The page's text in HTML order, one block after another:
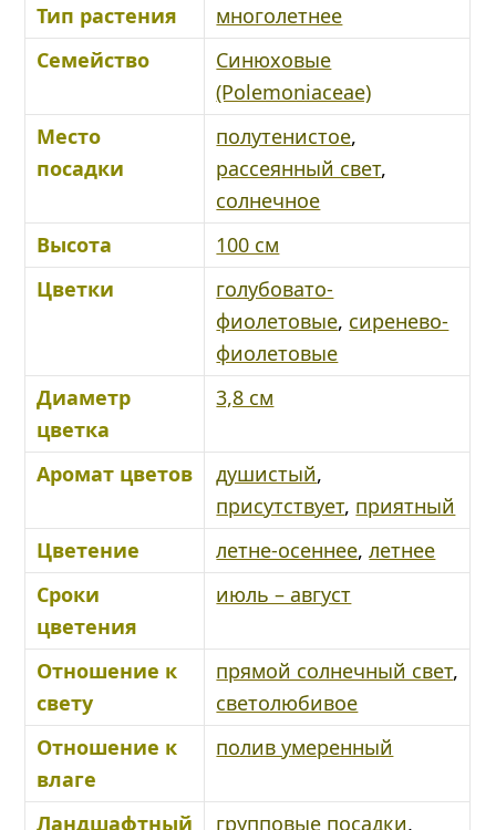
Тип растения
многолетнее
Семейство
Синюховые
(Polemoniaceae)
Место
посадки
полутенистое,
рассеянный свет,
солнечное
Высота
100 см
Цветки
голубовато-
фиолетовые, сиренево-
фиолетовые
Диаметр
цветка
3,8 см
Аромат цветов душистый,
присутствует, приятный
Цветение
летне-осеннее,летнее
Сроки
цветения
июль – август
Отношение к
свету
прямой солнечный свет,
светолюбивое
Отношение к
влаге
полив умеренный
Ландшафтный групповые посадки,